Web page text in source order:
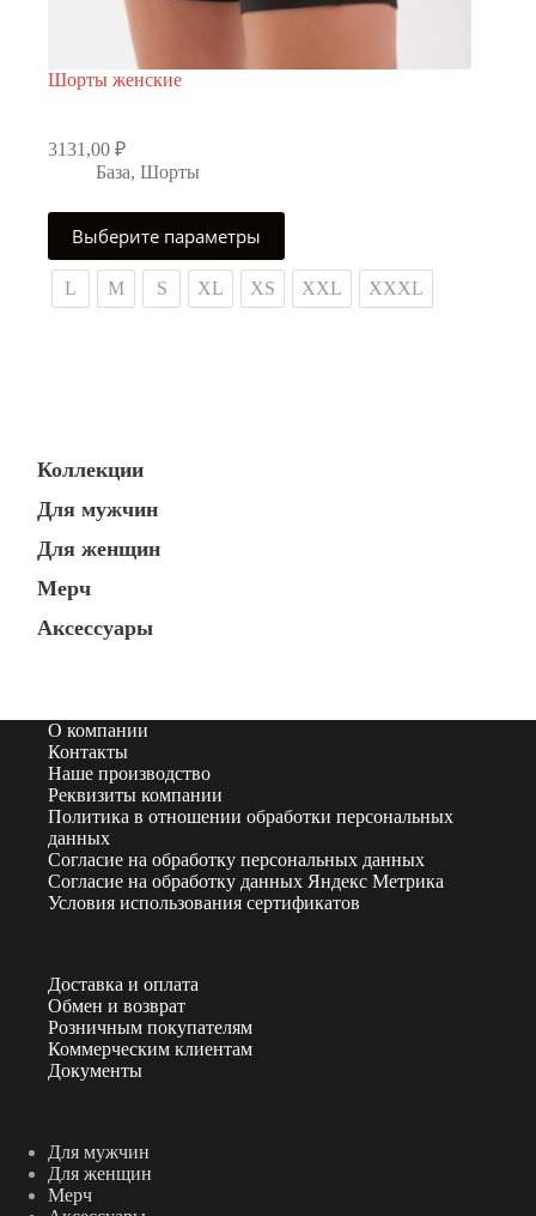
Шорты женские
3131,00 ₽
База, Шорты
Выберите параметры
Этот
товар
имеет
несколько
вариаций.
L M S XL XS XXL XXXL
Коллекции
Для мужчин
Для женщин
Мерч
Аксессуары
О компании
Контакты
Наше производство
Реквизиты компании
Политика в отношении обработки персональных
данных
Согласие на обработку персональных данных
Согласие на обработку данных Яндекс Метрика
Условия использования сертификатов
Доставка и оплата
Обмен и возврат
Розничным покупателям
Коммерческим клиентам
Документы
Для мужчин
Для женщин
Мерч